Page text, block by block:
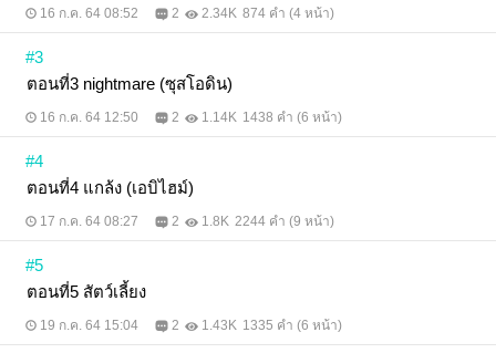
16 ก.ค. 64 08:52 2 2.34K 874 คำ (4 หน้า)
#3
ตอนที่3 nightmare (ซุสโอดิน)
16 ก.ค. 64 12:50 2 1.14K 1438 คำ (6 หน้า)
#4
ตอนที่4 แกล้ง (เอบิไฮม์)
17 ก.ค. 64 08:27 2 1.8K 2244 คำ (9 หน้า)
#5
ตอนที่5 สัตว์เลี้ยง
19 ก.ค. 64 15:04 2 1.43K 1335 คำ (6 หน้า)